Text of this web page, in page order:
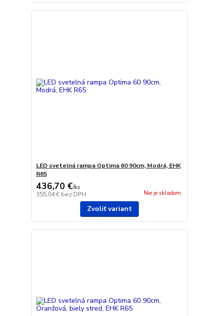
LED svetelná rampa Optima 60 90cm, Modrá, EHK
R65
436,70 €/ks
355,04 € bez DPH Nie je skladom
Zvoliť variant